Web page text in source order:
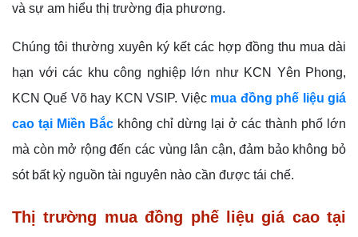
và sự am hiểu thị trường địa phương.
Chúng tôi thường xuyên ký kết các hợp đồng thu mua dài
hạn với các khu công nghiệp lớn như KCN Yên Phong,
KCN Quế Võ hay KCN VSIP. Việc mua đồng phế liệu giá
cao tại Miền Bắckhông chỉ dừng lại ở các thành phố lớn
mà còn mở rộng đến các vùng lân cận, đảm bảo không bỏ
sót bất kỳ nguồn tài nguyên nào cần được tái chế.
Thị trường mua đồng phế liệu giá cao tại